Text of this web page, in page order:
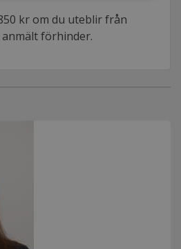
kr om du uteblir från
förhinder.